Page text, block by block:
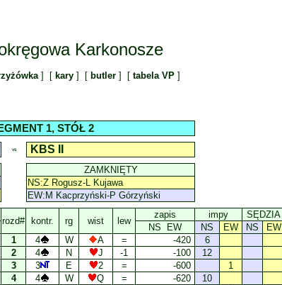
Karkonosze
] [ kary ] [ butler ] [ tabela VP ]
1, STÓŁ 2
VS KBS II
ZAMKNIĘTY
NS:Z Rogusz-L Kujawa
EW:M Kacprzyński-P Górzyński
rozd# kontr. rg wist lew
zapis impy
SĘDZIA
NS EW NS EW NS
EW
1 4 W A = -420
6
2 4 N J -1 -100
12
3 3 E 2 = -600
1
4 4 W Q = -620
10